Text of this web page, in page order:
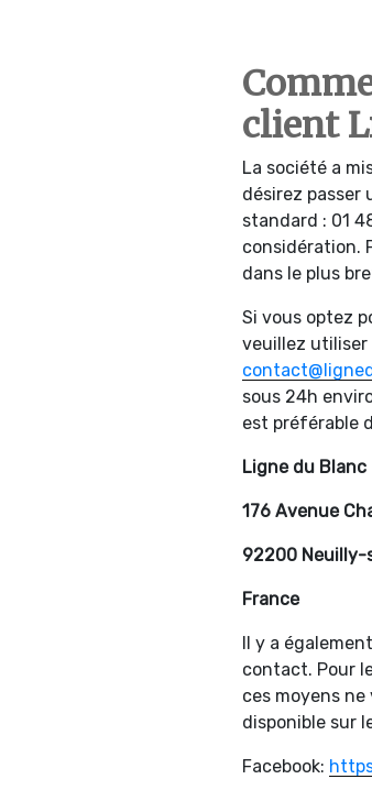
client
La société a
désirez passer
standard : 01
considération.
dans le plus
Si vous optez
veuillez utiliser
sous 24h
est préférable
Ligne du Blanc
176 Avenue
92200 Neuilly-
France
Il y a
contact. Pour
ces moyens
disponible sur
Facebook: